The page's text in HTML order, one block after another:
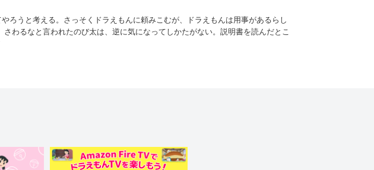
ろうと考える。さっそくドラえもんに頼みこむが、ドラえもんは用事があるらし
わるなと言われたのび太は、逆に気になってしかたがない。説明書を読んだとこ
き取りに来た未来デパートの配達人を追い返すと、何ができるのかわからないま